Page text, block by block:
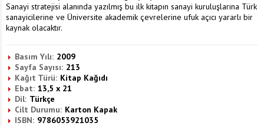
Sanayi stratejisi alanında yazılmış bu ilk kitapın sanayi kuruluşlarına Türk
sanayicilerine ve Üniversite akademik çevrelerine ufuk açıcı yararlı bir
kaynak olacaktır.
Basım Yılı: 2009
Sayfa Sayısı: 213
Kağıt Türü: Kitap Kağıdı
Ebat: 13,5 x 21
Dil: Türkçe
Cilt Durumu: Karton Kapak
ISBN: 9786053921035